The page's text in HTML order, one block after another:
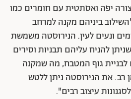
יפה ואסתטית עם חומרים כמו
ביניהם מקנה למרחב
ונעים לעין. הנירוסטה משמשת
להניח עליהם תבניות וסירים
גוף המטבח, מה שמקנה
רב. את הנירוסטה ניתן ללטש
עיצוב רבים".